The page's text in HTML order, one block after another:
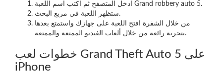
ادخل المتصفح ثم اكتب اسم اللعبة Grand robbery auto 5.
ستظهر اللعبة في مربع البحث.
من خلال الشفرة افتح اللعبة على جهازك واستمتع بعدها
بتجربة رائعة من خلال ألعاب الفيديو الممتعة والممتعة.
خطوات لعب Grand Theft Auto 5 على
iPhone